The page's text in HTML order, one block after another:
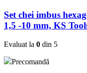
Set chei imbus
1,5 -10 mm, KS
Evaluat la 0 din 5
Precomandă